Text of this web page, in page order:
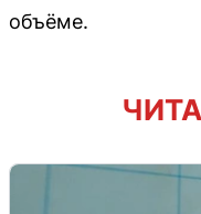
объёме.